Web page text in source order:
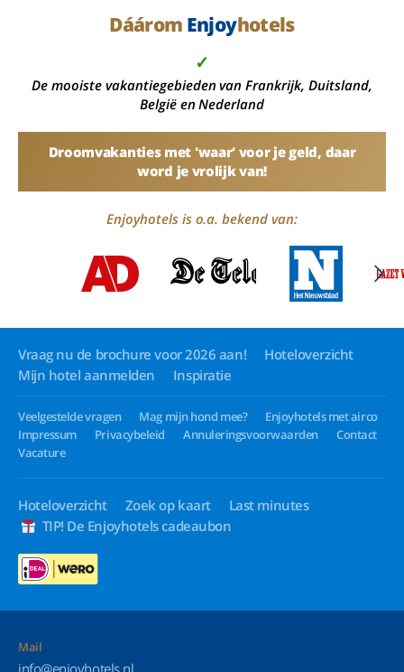
Dáárom Enjoyhotels
✓
De mooiste vakantiegebieden van Frankrijk, Duitsland,
België en Nederland
Droomvakanties met 'waar' voor je geld, daar
word je vrolijk van!
Enjoyhotels is o.a. bekend van:
Vraag nu de brochure voor 2026 aan!
Hoteloverzicht
Mijn hotel aanmelden
Inspiratie
Veelgestelde vragen Mag mijn hond mee?
Enjoyhotels met airco
Impressum
Privacybeleid Annuleringsvoorwaarden
Contact
Vacature
Hoteloverzicht Zoek op kaart
Last minutes
TIP! De Enjoyhotels cadeaubon
Mail
info@enjoyhotels.nl